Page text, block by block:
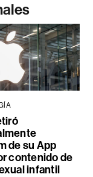
de su App
contenido de
infantil